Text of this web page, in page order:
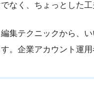
なく、ちょっとした
集テクニックから、
。企業アカウント運用